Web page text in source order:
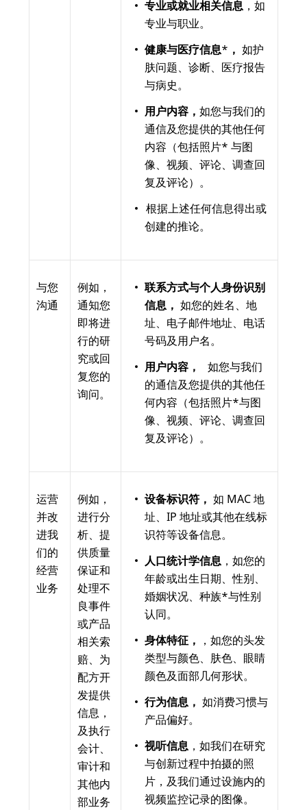
专业或就业相关信息 ，如
专业与职业。
健康与医疗信息* ， 如护
肤问题、诊断、医疗报告
与病史。
用户内容， 如您与我们的
通信及您提供的其他任何
内容（包括照片* 与图
像、视频、评论、调查回
复及评论）。
根据上述任何信息得出或
创建的推论。
与您
沟通
例如，
通知您
即将进
行的研
究或回
复您的
询问。
联系方式与个人身份识别
信息， 如您的姓名、地
址、电子邮件地址、电话
号码及用户名。
用户内容，
如您与我们
的通信及您提供的其他任
何内容（包括照片*与图
像、视频、评论、调查回
复及评论）。
运营
并改
进我
们的
经营
业务
例如，
进行分
析、提
供质量
保证和
处理不
良事件
或产品
相关索
赔、为
配方开
发提供
信息，
及执行
会计、
审计和
其他内
部业务
设备标识符， 如 MAC 地
址、IP 地址或其他在线标
识符等设备信息。
人口统计学信息 ，如您的
年龄或出生日期、性别、
婚姻状况、种族*与性别
认同。
身体特征， ，如您的头发
类型与颜色、肤色、眼睛
颜色及面部几何形状。
行为信息， 如消费习惯与
产品偏好。
视听信息 ，如我们在研究
与创新过程中拍摄的照
片，及我们通过设施内的
视频监控记录的图像。